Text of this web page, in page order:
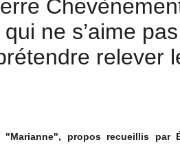
ne s’aime
relever
"Marianne", propos recueillis par